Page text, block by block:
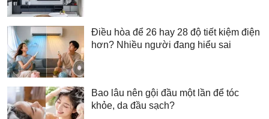
Điều hòa để 26 hay 28 độ tiết kiệm điện
hơn? Nhiều người đang hiểu sai
Bao lâu nên gội đầu một lần để tóc
khỏe, da đầu sạch?